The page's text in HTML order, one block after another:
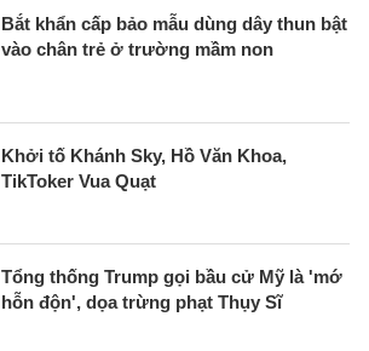
Bắt khẩn cấp bảo mẫu dùng dây thun bật
vào chân trẻ ở trường mầm non
Khởi tố Khánh Sky, Hồ Văn Khoa,
TikToker Vua Quạt
Tổng thống Trump gọi bầu cử Mỹ là 'mớ
hỗn độn', dọa trừng phạt Thụy Sĩ